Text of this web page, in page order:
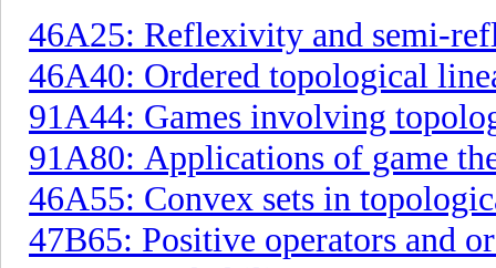
46A25: Reflexivity and semi-
46A40: Ordered topological
91A44: Games involving
91A80: Applications of game
46A55: Convex sets in
47B65: Positive operators and